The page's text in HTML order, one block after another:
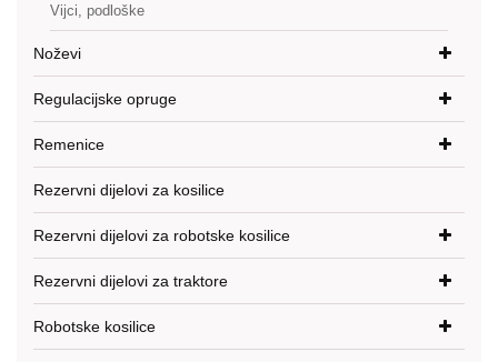
Vijci, podloške
Noževi
Regulacijske opruge
Remenice
Rezervni dijelovi za kosilice
Rezervni dijelovi za robotske kosilice
Rezervni dijelovi za traktore
Robotske kosilice